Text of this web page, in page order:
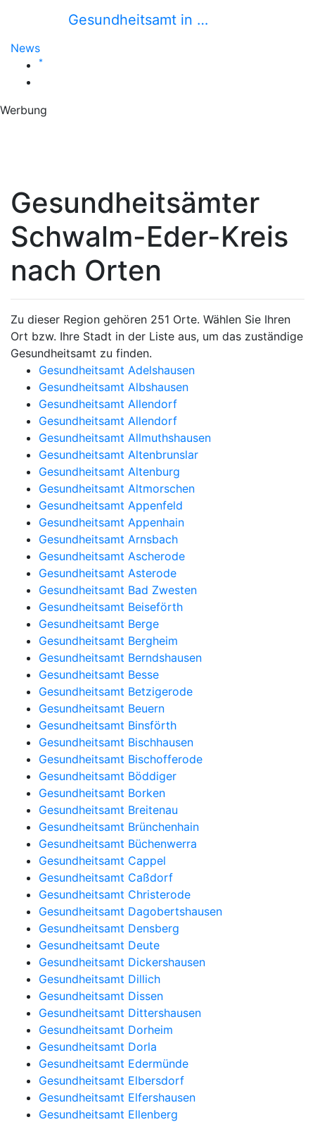
Gesundheitsamt in …
News
*
Werbung
Gesundheitsämter
Schwalm-Eder-Kreis
nach Orten
Zu dieser Region gehören 251 Orte. Wählen Sie Ihren
Ort bzw. Ihre Stadt in der Liste aus, um das zuständige
Gesundheitsamt zu finden.
Gesundheitsamt Adelshausen
Gesundheitsamt Albshausen
Gesundheitsamt Allendorf
Gesundheitsamt Allendorf
Gesundheitsamt Allmuthshausen
Gesundheitsamt Altenbrunslar
Gesundheitsamt Altenburg
Gesundheitsamt Altmorschen
Gesundheitsamt Appenfeld
Gesundheitsamt Appenhain
Gesundheitsamt Arnsbach
Gesundheitsamt Ascherode
Gesundheitsamt Asterode
Gesundheitsamt Bad Zwesten
Gesundheitsamt Beiseförth
Gesundheitsamt Berge
Gesundheitsamt Bergheim
Gesundheitsamt Berndshausen
Gesundheitsamt Besse
Gesundheitsamt Betzigerode
Gesundheitsamt Beuern
Gesundheitsamt Binsförth
Gesundheitsamt Bischhausen
Gesundheitsamt Bischofferode
Gesundheitsamt Böddiger
Gesundheitsamt Borken
Gesundheitsamt Breitenau
Gesundheitsamt Brünchenhain
Gesundheitsamt Büchenwerra
Gesundheitsamt Cappel
Gesundheitsamt Caßdorf
Gesundheitsamt Christerode
Gesundheitsamt Dagobertshausen
Gesundheitsamt Densberg
Gesundheitsamt Deute
Gesundheitsamt Dickershausen
Gesundheitsamt Dillich
Gesundheitsamt Dissen
Gesundheitsamt Dittershausen
Gesundheitsamt Dorheim
Gesundheitsamt Dorla
Gesundheitsamt Edermünde
Gesundheitsamt Elbersdorf
Gesundheitsamt Elfershausen
Gesundheitsamt Ellenberg